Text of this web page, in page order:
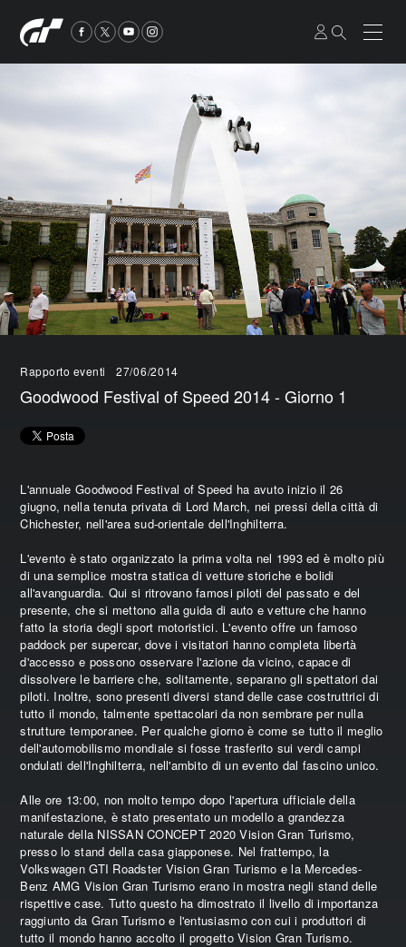
Rapporto eventi 27/06/2014
Goodwood Festival of Speed 2014 - Giorno 1
L'annuale Goodwood Festival of Speed ha avuto inizio il 26
giugno, nella tenuta privata di Lord March, nei pressi della città di
Chichester, nell'area sud-orientale dell'Inghilterra.
L'evento è stato organizzato la prima volta nel 1993 ed è molto più
di una semplice mostra statica di vetture storiche e bolidi
all'avanguardia. Qui si ritrovano famosi piloti del passato e del
presente, che si mettono alla guida di auto e vetture che hanno
fatto la storia degli sport motoristici. L'evento offre un famoso
paddock per supercar, dove i visitatori hanno completa libertà
d'accesso e possono osservare l'azione da vicino, capace di
dissolvere le barriere che, solitamente, separano gli spettatori dai
piloti. Inoltre, sono presenti diversi stand delle case costruttrici di
tutto il mondo, talmente spettacolari da non sembrare per nulla
strutture temporanee. Per qualche giorno è come se tutto il meglio
dell'automobilismo mondiale si fosse trasferito sui verdi campi
ondulati dell'Inghilterra, nell'ambito di un evento dal fascino unico.
Alle ore 13:00, non molto tempo dopo l'apertura ufficiale della
manifestazione, è stato presentato un modello a grandezza
naturale della NISSAN CONCEPT 2020 Vision Gran Turismo,
presso lo stand della casa giapponese. Nel frattempo, la
Volkswagen GTI Roadster Vision Gran Turismo e la Mercedes-
Benz AMG Vision Gran Turismo erano in mostra negli stand delle
rispettive case. Tutto questo ha dimostrato il livello di importanza
raggiunto da Gran Turismo e l'entusiasmo con cui i produttori di
tutto il mondo hanno accolto il progetto Vision Gran Turismo.